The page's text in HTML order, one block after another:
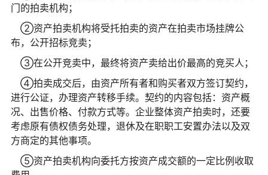
门的拍卖机构；
②资产拍卖机构将受托拍卖的资产在拍卖市场挂牌公
布，公开招标竞卖；
③在公开竞卖中，最终将资产卖给出价最高的竞买人；
④拍卖成交后，由资产所有者和购买者双方签订契约，
进行公证，办理资产转移手续。契约的内容包括：资产概
况、出售价格、付款方式等。企业整体资产拍卖时，还要
考虑原有债权债务处理，退休及在职职工安置办法以及双
方商定的其他事项。
⑤资产拍卖机构向委托方按资产成交额的一定比例收取